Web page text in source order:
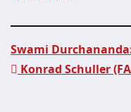
Swami
Konrad Schuller